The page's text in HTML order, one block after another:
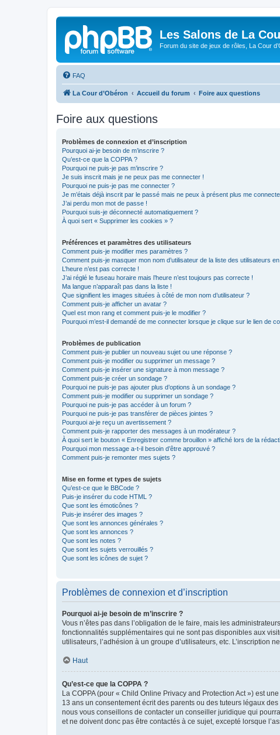
Les Salons de La
Forum du site de jeux de rôles, La Cour
FAQ
La Cour d’Obéron Accueil du forum Foire aux questions
Foire aux questions
Problèmes de connexion et d’inscription
Pourquoi ai-je besoin de m’inscrire ?
Qu’est-ce que la COPPA ?
Pourquoi ne puis-je pas m’inscrire ?
Je suis inscrit mais je ne peux pas me connecter !
Pourquoi ne puis-je pas me connecter ?
Je m’étais déjà inscrit par le passé mais ne peux à présent plus me
J’ai perdu mon mot de passe !
Pourquoi suis-je déconnecté automatiquement ?
À quoi sert « Supprimer les cookies » ?
Préférences et paramètres des utilisateurs
Comment puis-je modifier mes paramètres ?
Comment puis-je masquer mon nom d’utilisateur de la liste des utilisateurs
L’heure n’est pas correcte !
J’ai réglé le fuseau horaire mais l’heure n’est toujours pas correcte !
Ma langue n’apparaît pas dans la liste !
Que signifient les images situées à côté de mon nom d’utilisateur ?
Comment puis-je afficher un avatar ?
Quel est mon rang et comment puis-je le modifier ?
Pourquoi m’est-il demandé de me connecter lorsque je clique sur le lien de
Problèmes de publication
Comment puis-je publier un nouveau sujet ou une réponse ?
Comment puis-je modifier ou supprimer un message ?
Comment puis-je insérer une signature à mon message ?
Comment puis-je créer un sondage ?
Pourquoi ne puis-je pas ajouter plus d’options à un sondage ?
Comment puis-je modifier ou supprimer un sondage ?
Pourquoi ne puis-je pas accéder à un forum ?
Pourquoi ne puis-je pas transférer de pièces jointes ?
Pourquoi ai-je reçu un avertissement ?
Comment puis-je rapporter des messages à un modérateur ?
À quoi sert le bouton « Enregistrer comme brouillon » affiché lors de la
Pourquoi mon message a-t-il besoin d’être approuvé ?
Comment puis-je remonter mes sujets ?
Mise en forme et types de sujets
Qu’est-ce que le BBCode ?
Puis-je insérer du code HTML ?
Que sont les émoticônes ?
Puis-je insérer des images ?
Que sont les annonces générales ?
Que sont les annonces ?
Que sont les notes ?
Que sont les sujets verrouillés ?
Que sont les icônes de sujet ?
Problèmes de connexion et d’inscription
Pourquoi ai-je besoin de m’inscrire ?
Vous n’êtes pas dans l’obligation de le faire, mais les
fonctionnalités supplémentaires qui ne sont pas disponibles aux
utilisateurs, l’adhésion à un groupe d’utilisateurs, etc. L’inscription
Haut
Qu’est-ce que la COPPA ?
La COPPA (pour « Child Online Privacy and Protection Act ») est
13 ans un consentement écrit des parents ou des tuteurs légaux
nous vous conseillons de contacter un conseiller juridique qui
et ne doivent donc pas être contactés à ce sujet, excepté lorsque